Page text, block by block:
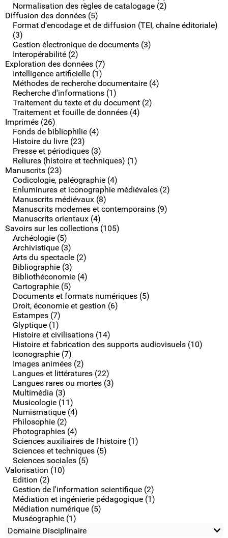
Normalisation des règles de catalogage (2)
Diffusion des données (5)
Format d'encodage et de diffusion (TEI, chaîne éditoriale)
(3)
Gestion électronique de documents (3)
Interopérabilité (2)
Exploration des données (7)
Intelligence artificielle (1)
Méthodes de recherche documentaire (4)
Recherche d'informations (1)
Traitement du texte et du document (2)
Traitement et fouille de données (4)
Imprimés (26)
Fonds de bibliophilie (4)
Histoire du livre (23)
Presse et périodiques (3)
Reliures (histoire et techniques) (1)
Manuscrits (23)
Codicologie, paléographie (4)
Enluminures et iconographie médiévales (2)
Manuscrits médiévaux (8)
Manuscrits modernes et contemporains (9)
Manuscrits orientaux (4)
Savoirs sur les collections (105)
Archéologie (5)
Archivistique (3)
Arts du spectacle (2)
Bibliographie (3)
Bibliothéconomie (4)
Cartographie (5)
Documents et formats numériques (5)
Droit, économie et gestion (6)
Estampes (7)
Glyptique (1)
Histoire et civilisations (14)
Histoire et fabrication des supports audiovisuels (10)
Iconographie (7)
Images animées (2)
Langues et littératures (22)
Langues rares ou mortes (3)
Multimédia (3)
Musicologie (11)
Numismatique (4)
Philosophie (2)
Photographies (4)
Sciences auxiliaires de l'histoire (1)
Sciences et techniques (5)
Sciences sociales (5)
Valorisation (10)
Edition (2)
Gestion de l'information scientifique (2)
Médiation et ingénierie pédagogique (1)
Médiation numérique (5)
Muséographie (1)
Domaine Disciplinaire